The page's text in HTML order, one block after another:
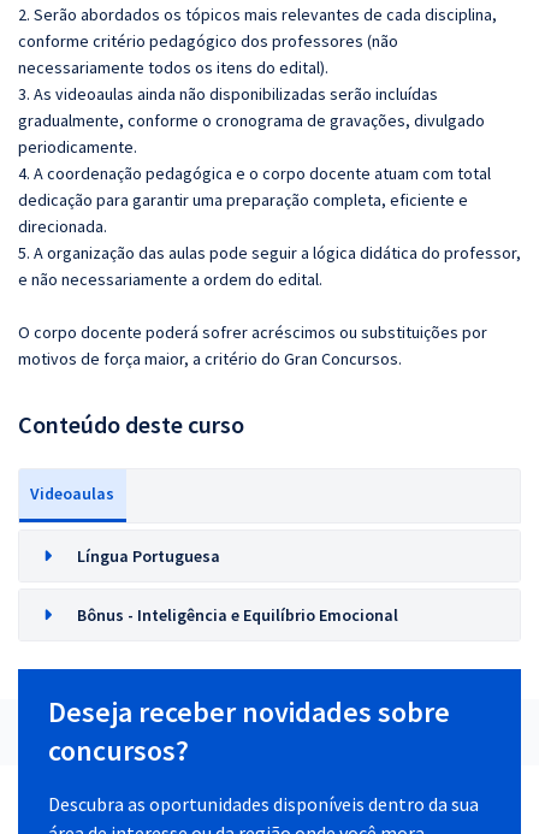
2. Serão abordados os tópicos mais relevantes de cada disciplina,
conforme critério pedagógico dos professores (não
necessariamente todos os itens do edital).
3. As videoaulas ainda não disponibilizadas serão incluídas
gradualmente, conforme o cronograma de gravações, divulgado
periodicamente.
4. A coordenação pedagógica e o corpo docente atuam com total
dedicação para garantir uma preparação completa, eficiente e
direcionada.
5. A organização das aulas pode seguir a lógica didática do professor,
e não necessariamente a ordem do edital.
O corpo docente poderá sofrer acréscimos ou substituições por
motivos de força maior, a critério do Gran Concursos.
Conteúdo deste curso
Videoaulas
Língua Portuguesa
Bônus - Inteligência e Equilíbrio Emocional
Deseja receber novidades sobre
concursos?
Descubra as oportunidades disponíveis dentro da sua